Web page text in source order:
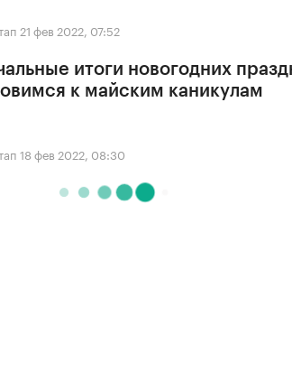
21 фев 2022, 07:52
итоги новогодних
к майским каникулам
18 фев 2022, 08:30